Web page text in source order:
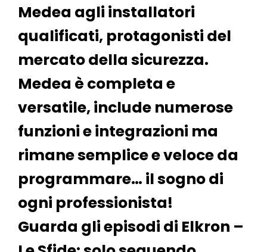
Medea agli installatori
qualificati, protagonisti del
mercato della sicurezza.
Medea è completa e
versatile, include numerose
funzioni e integrazioni ma
rimane semplice e veloce da
programmare… il sogno di
ogni professionista!
Guarda gli episodi di Elkron –